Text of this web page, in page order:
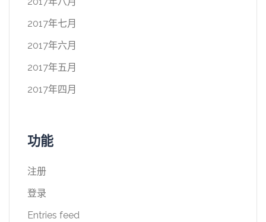
2017年七月
2017年六月
2017年五月
2017年四月
功能
注册
登录
Entries feed